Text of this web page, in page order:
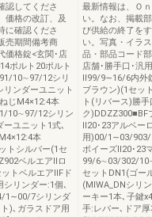
認してくださ
価格の改訂、及
に確認くださ
売期間備考商
価格錠<玄関･店
ポルト20ポルト
10∼97/12シリ
ンダーユニット
じM4×12:4本
10∼97/12シリン
ユニット1式､
本
トシルバー(1セ
ベルエアⅡロ
トベルエアⅡFド
リンダー:1個､
1∼00/7シリンダ
)､ガラスドア用
最新情報は、Ｏ
い。なお、掲載
び供給の終了を
い。写真・イラ
品・部品コード
店舗･勝手口･汎
Ⅱ99/9∼16/6内外
ブラウン)(1セッ
ト(リバース)勝
ク)DDZZ300■BF
Ⅱ20･23アルベー
用)00/1∼03/
ボイーズⅡ20･23
99/6∼03/302/
セットDN1(ゴー
(MIWA_DNシリ
ーキー1本､子鍵
手:レバー､ドア